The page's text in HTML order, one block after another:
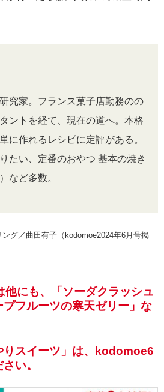
究家。フランス菓子店勤務のの
ントを経て、現在の道へ。本格
に作れるレシピに定評がある。
たい、定番のおやつ 基本の焼き
など多数。
グ／曲田有子（kodomoe2024年6月号掲
にも、「ソーダクラッシュ
フルーツの寒天ゼリー」な
りスイーツ」は、kodomoe6
い。